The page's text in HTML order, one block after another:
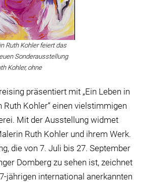
Ruth Kohler feiert das
Sonderausstellung
Kohler, ohne
präsentiert mit „Ein Leben in
Ruth Kohler“ einen vielstimmigen
Mit der Ausstellung widmet
Ruth Kohler und ihrem Werk.
die von 7. Juli bis 27. September
Domberg zu sehen ist, zeichnet
jährigen international anerkannten